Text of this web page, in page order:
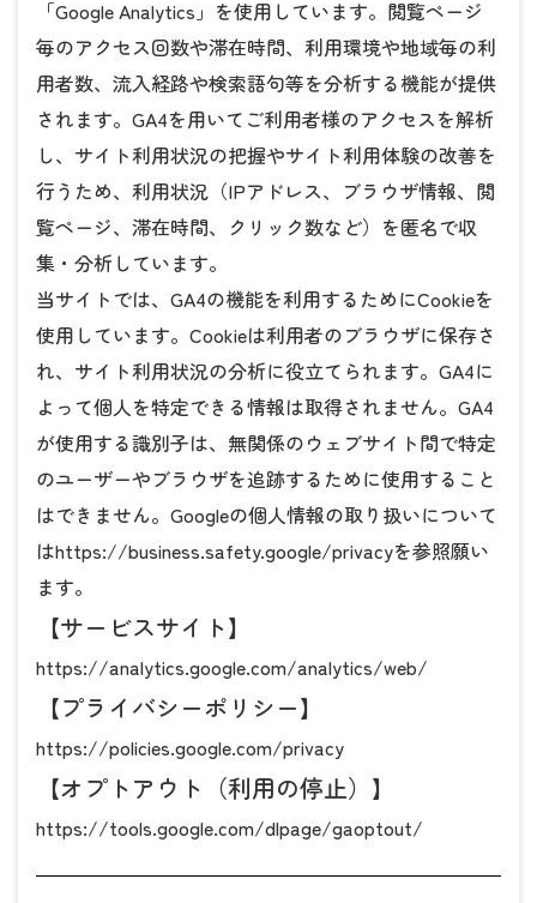
「Google Analytics」を使用しています。閲覧ページ
毎のアクセス回数や滞在時間、利用環境や地域毎の利
用者数、流入経路や検索語句等を分析する機能が提供
されます。GA4を用いてご利用者様のアクセスを解析
し、サイト利用状況の把握やサイト利用体験の改善を
行うため、利用状況（IPアドレス、ブラウザ情報、閲
覧ページ、滞在時間、クリック数など）を匿名で収
集・分析しています。
当サイトでは、GA4の機能を利用するためにCookieを
使用しています。Cookieは利用者のブラウザに保存さ
れ、サイト利用状況の分析に役立てられます。GA4に
よって個人を特定できる情報は取得されません。GA4
が使用する識別子は、無関係のウェブサイト間で特定
のユーザーやブラウザを追跡するために使用すること
はできません。Googleの個人情報の取り扱いについて
はhttps://business.safety.google/privacyを参照願い
ます。
【サービスサイト】
https://analytics.google.com/analytics/web/
【プライバシーポリシー】
https://policies.google.com/privacy
【オプトアウト（利用の停止）】
https://tools.google.com/dlpage/gaoptout/